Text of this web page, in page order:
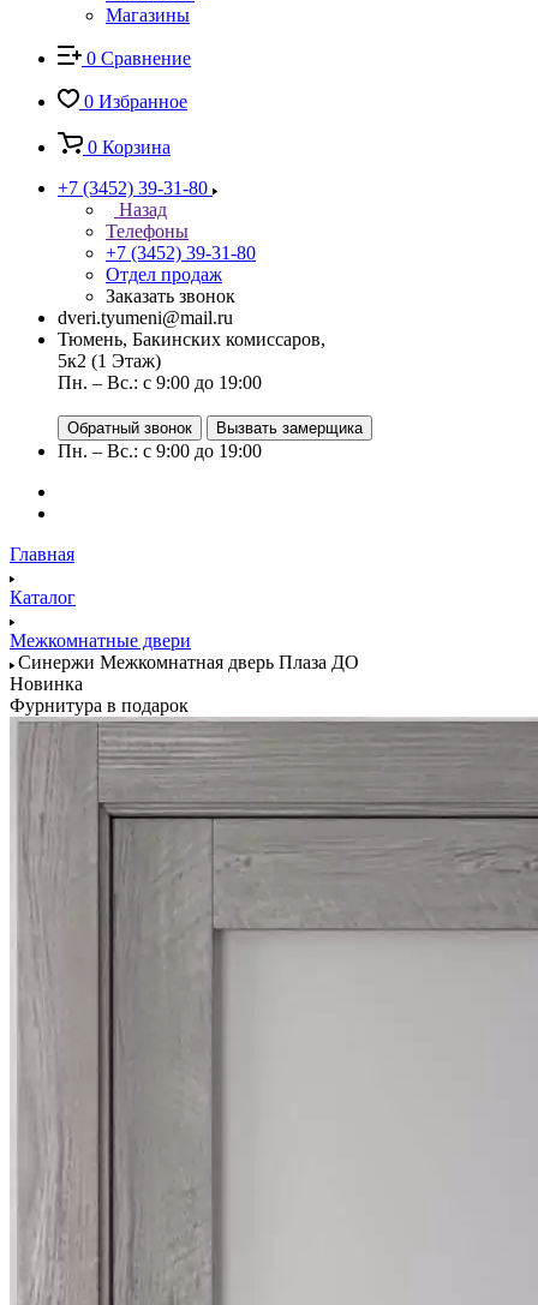
Магазины
0 Сравнение
0 Избранное
0 Корзина
+7 (3452) 39-31-80
Назад
Телефоны
+7 (3452) 39-31-80
Отдел продаж
Заказать звонок
dveri.tyumeni@mail.ru
Тюмень, Бакинских комиссаров,
5к2 (1 Этаж)
Пн. – Вс.: с 9:00 до 19:00
Обратный звонок Вызвать замерщика
Пн. – Вс.: с 9:00 до 19:00
Главная
Каталог
Межкомнатные двери
Синержи Межкомнатная дверь Плаза ДО
Новинка
Фурнитура в подарок